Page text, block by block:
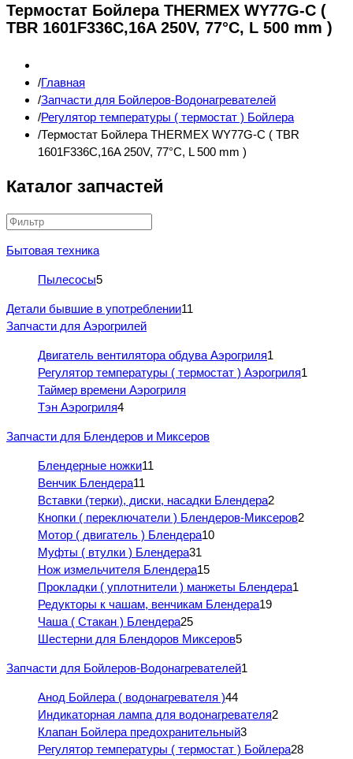
Термостат Бойлера THERMEX WY77G-C (
TBR 1601F336C,16A 250V, 77°C, L 500 mm )
Главная
Запчасти для Бойлеров-Водонагревателей
Регулятор температуры ( термостат ) Бойлера
Термостат Бойлера THERMEX WY77G-C ( TBR
1601F336C,16A 250V, 77°C, L 500 mm )
Каталог запчастей
Бытовая техника
Пылесосы5
Детали бывшие в употреблении11
Запчасти для Аэрогрилей
Двигатель вентилятора обдува Аэрогриля1
Регулятор температуры ( термостат ) Аэрогриля1
Таймер времени Аэрогриля
Тэн Аэрогриля4
Запчасти для Блендеров и Миксеров
Блендерные ножки11
Венчик Блендера11
Вставки (терки), диски, насадки Блендера2
Кнопки ( переключатели ) Блендеров-Миксеров2
Мотор ( двигатель ) Блендера10
Муфты ( втулки ) Блендера31
Нож измельчителя Блендера15
Прокладки ( уплотнители ) манжеты Блендера1
Редукторы к чашам, венчикам Блендера19
Чаша ( Стакан ) Блендера25
Шестерни для Блендоров Миксеров5
Запчасти для Бойлеров-Водонагревателей1
Анод Бойлера ( водонагревателя )44
Индикаторная лампа для водонагревателя2
Клапан Бойлера предохранительный3
Регулятор температуры ( термостат ) Бойлера28